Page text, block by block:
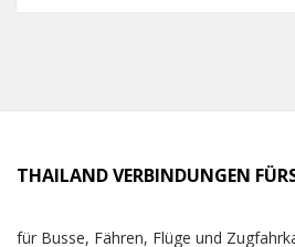
THAILAND VERBINDUNGEN
für Busse, Fähren, Flüge und